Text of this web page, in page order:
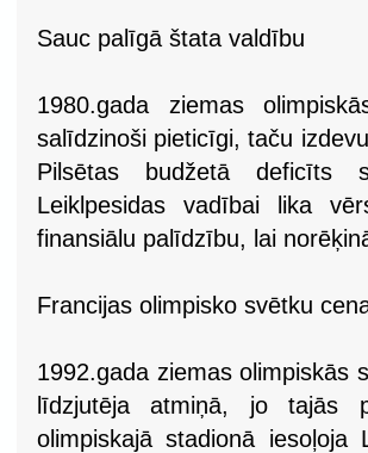
Sauc palīgā štata valdību
1980.gada ziemas
salīdzinoši pieticīgi, taču
Pilsētas budžetā deficīts
Leiklpesidas vadībai lika
finansiālu palīdzību, lai
Francijas olimpisko svētku
1992.gada ziemas olimpiskās
līdzjutēja atmiņā, jo tajās
olimpiskajā stadionā